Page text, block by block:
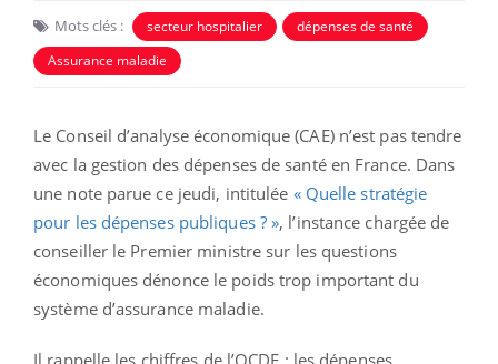
Mots clés : secteur hospitalier
dépenses de santé
Assurance maladie
Le Conseil d’analyse économique (CAE) n’est pas tendre
avec la gestion des dépenses de santé en France. Dans
une note parue ce jeudi, intitulée « Quelle stratégie
pour les dépenses publiques ? », l’instance chargée de
conseiller le Premier ministre sur les questions
économiques dénonce le poids trop important du
système d’assurance maladie.
Il rappelle les chiffres de l’OCDE : les dépenses